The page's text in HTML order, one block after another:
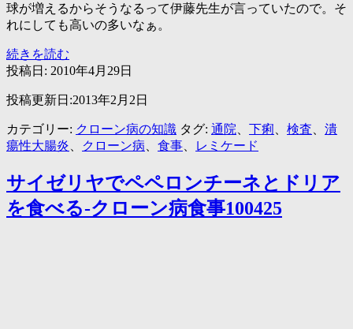
球が増えるからそうなるって伊藤先生が言っていたので。そ
れにしても高いの多いなぁ。
続きを読む
ン
ュ
ジ
ョ
ク
リ
ニ
投稿日: 2010年4月29日
投稿更新日:2013年2月2日
カテゴリー: クローン病の知識 タグ: 通院、 下痢、 検査、 潰
瘍性大腸炎、 クローン病、 食事、 レミケード
サイゼリヤでペペロンチーネとドリア
を食べる-クローン病食事100425